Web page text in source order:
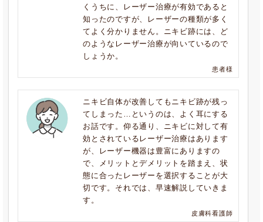
くうちに、レーザー治療が有効であると
知ったのですが、レーザーの種類が多く
てよく分かりません。ニキビ跡には、ど
のようなレーザー治療が向いているので
しょうか。
患者様
ニキビ自体が改善してもニキビ跡が残っ
てしまった…というのは、よく耳にする
お話です。仰る通り、ニキビに対して有
効とされているレーザー治療はあります
が、レーザー機器は豊富にありますの
で、メリットとデメリットを踏まえ、状
態に合ったレーザーを選択することが大
切です。それでは、早速解説していきま
す。
皮膚科看護師